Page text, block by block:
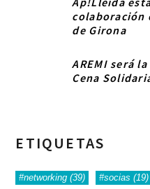
colaboración
de Girona
AREMI será
Cena
ETIQUETAS
#networking (39) #socias (19)